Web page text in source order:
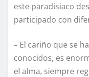
este paradisiaco
participado con
– El cariño que se
conocidos, es
el alma, siempre